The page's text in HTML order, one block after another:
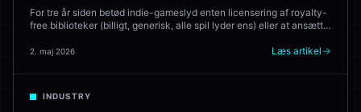
For tre år siden betød indie-gameslyd enten licensering af royalty-
free biblioteker (billigt, generisk, alle spil lyder ens) eller at ansætte
live. Her er hvilke værktøjer, der leverer — og hvor en menneskelig
2. maj 2026 Læs artikel
INDUSTRY